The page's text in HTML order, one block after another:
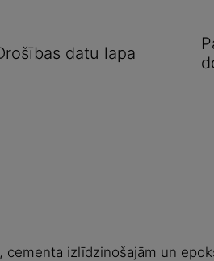
datu lapa
izlīdzinošajām un